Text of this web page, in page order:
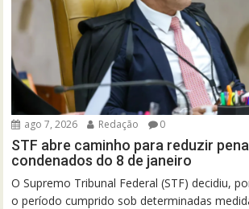
ago 7, 2026 Redação 0
STF abre caminho para reduzir
condenados do 8 de janeiro
O Supremo Tribunal Federal (STF) decidiu,
o período cumprido sob determinadas